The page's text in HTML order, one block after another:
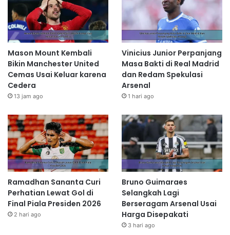
Mason Mount Kembali
Bikin Manchester United
Cemas Usai Keluar karena
Cedera
13 jam ago
Vinicius Junior Perpanjang
Masa Bakti di Real Madrid
dan Redam Spekulasi
Arsenal
1 hari ago
Ramadhan Sananta Curi
Perhatian Lewat Gol di
Final Piala Presiden 2026
2 hari ago
Bruno Guimaraes
Selangkah Lagi
Berseragam Arsenal Usai
Harga Disepakati
3 hari ago